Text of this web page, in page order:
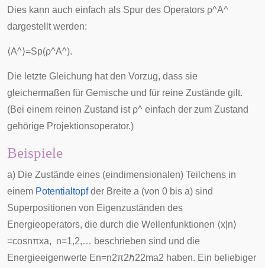
Dies kann auch einfach als Spur des Operators ρ^A^
dargestellt werden:
⟨A^⟩=Sp(ρ^A^).
Die letzte Gleichung hat den Vorzug, dass sie
gleichermaßen für Gemische und für reine Zustände gilt.
(Bei einem reinen Zustand ist ρ^ einfach der zum Zustand
gehörige Projektionsoperator.)
Beispiele
a) Die Zustände eines (eindimensionalen) Teilchens in
einem Potentialtopfder Breite a (von 0 bis a) sind
Superpositionen von Eigenzuständen des
Energieoperators, die durch die Wellenfunktionen ⟨x n⟩
=cosnπxa, n=1,2,… beschrieben sind und die
Energieeigenwerte En=n2π2ℏ22ma2 haben. Ein beliebiger